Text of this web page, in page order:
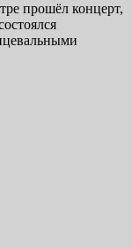
прошёл концерт,